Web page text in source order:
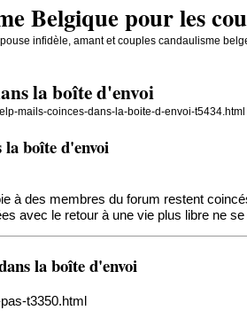
Belgique pour les
infidèle, amant et couples candaulisme
la boîte d'envoi
mails-coinces-dans-la-boite-d-envoi-t5434.html
boîte d'envoi
à des membres du forum restent
avec le retour à une vie plus libre ne
la boîte d'envoi
t3350.html